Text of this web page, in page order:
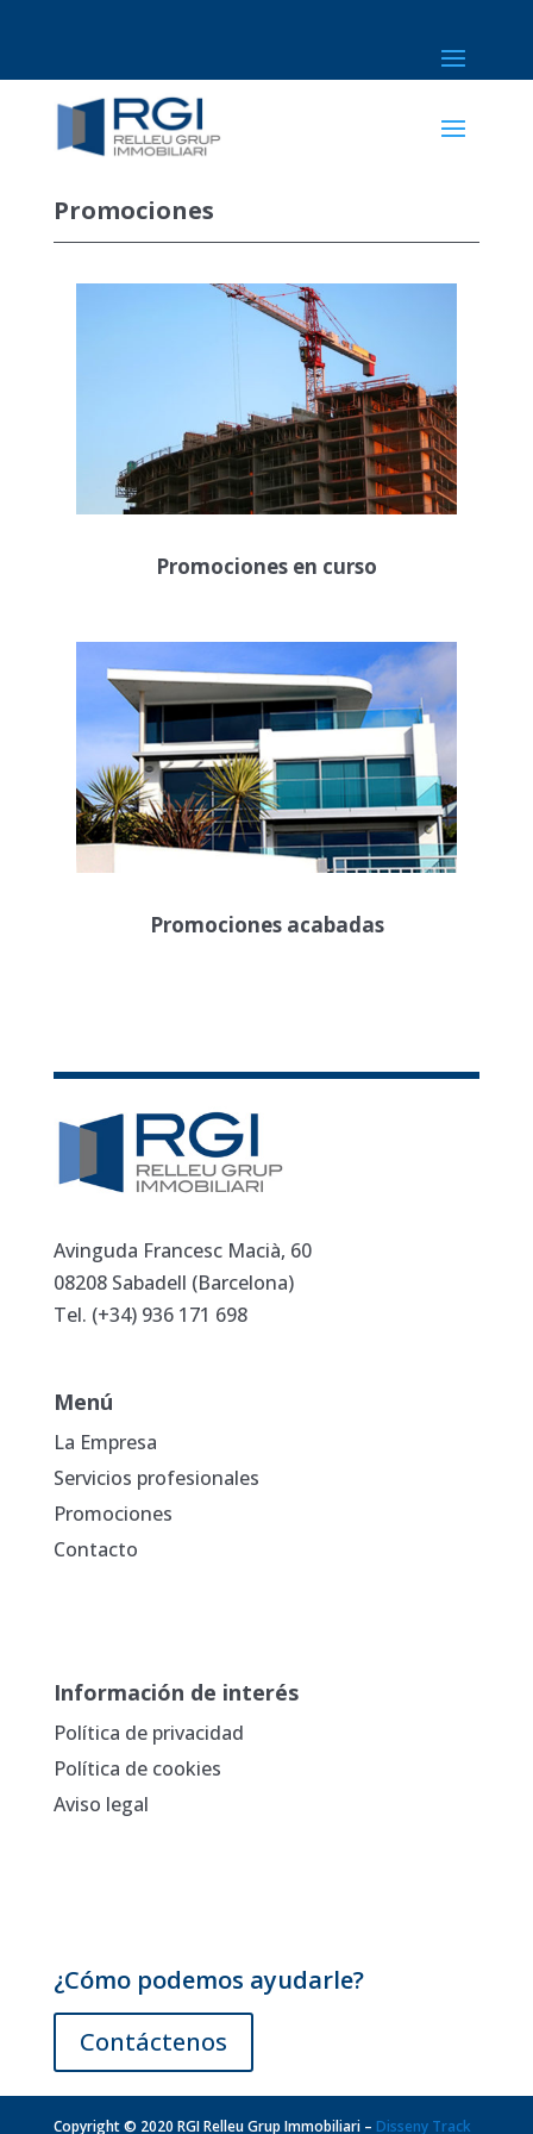
Promociones
Promociones en curso
Promociones acabadas
Avinguda Francesc Macià, 60
08208 Sabadell (Barcelona)
Tel. (+34) 936 171 698
Menú
La Empresa
Servicios profesionales
Promociones
Contacto
Información de interés
Política de privacidad
Política de cookies
Aviso legal
¿Cómo podemos ayudarle?
Contáctenos
Copyright © 2020 RGI Relleu Grup Immobiliari – Disseny Track